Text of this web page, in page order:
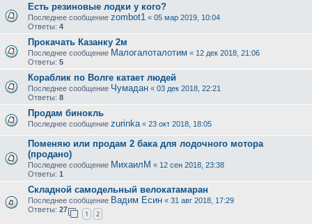
Есть резиновые лодки у кого?
Последнее сообщение zombot1 « 05 мар 2019, 10:04
Ответы: 4
Прокачать Казанку 2м
Последнее сообщение Малогалоталотим « 12 дек 2018, 21:06
Ответы: 5
Кораблик по Волге катает людей
Последнее сообщение Чумадан « 03 дек 2018, 22:21
Ответы: 8
Продам бинокль
Последнее сообщение zurinka « 23 окт 2018, 18:05
Поменяю или продам 2 бака для лодочного мотора
(продано)
Последнее сообщение МихаилМ « 12 сен 2018, 23:38
Ответы: 1
Складной самодельный велокатамаран
Последнее сообщение Вадим Есин « 31 авг 2018, 17:29
Ответы: 27
1 2